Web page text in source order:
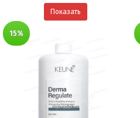
Показать
15%